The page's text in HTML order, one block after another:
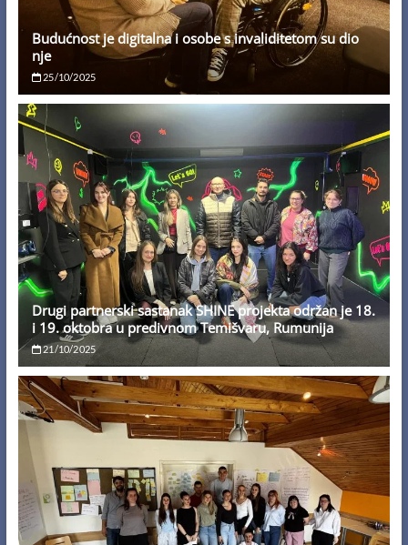
Budućnost je digitalna i osobe s invaliditetom su dio
nje
25/10/2025
Drugi partnerski sastanak SHINE projekta održan je 18.
i 19. oktobra u predivnom Temišvaru, Rumunija
21/10/2025